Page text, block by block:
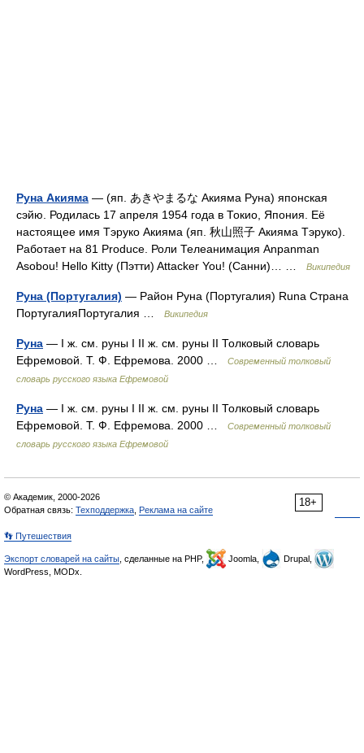
Руна Акияма — (яп. あきやまるな Акияма Руна) японская
сэйю. Родилась 17 апреля 1954 года в Токио, Япония. Её
настоящее имя Тэруко Акияма (яп. 秋山照子 Акияма Тэруко).
Работает на 81 Produce. Роли Телеанимация Anpanman
Asobou! Hello Kitty (Пэтти) Attacker You! (Санни)… …
Википедия
Руна (Португалия) — Район Руна (Португалия) Runa Страна
ПортугалияПортугалия …
Википедия
Руна — I ж. см. руны I II ж. см. руны II Толковый словарь
Ефремовой. Т. Ф. Ефремова. 2000 …
Современный толковый
словарь русского языка Ефремовой
Руна — I ж. см. руны I II ж. см. руны II Толковый словарь
Ефремовой. Т. Ф. Ефремова. 2000 …
Современный толковый
словарь русского языка Ефремовой
18+
© Академик, 2000-2026
Обратная связь: Техподдержка Реклама на сайте
👣 Путешествия
Экспорт словарей на сайты , сделанные на PHP, Joomla,
Drupal,
WordPress, MODx.